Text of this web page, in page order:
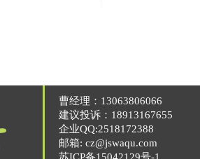
曹经理：13063806066
建议投诉：18913167655
企业QQ:2518172388
邮箱: cz@jswaqu.com